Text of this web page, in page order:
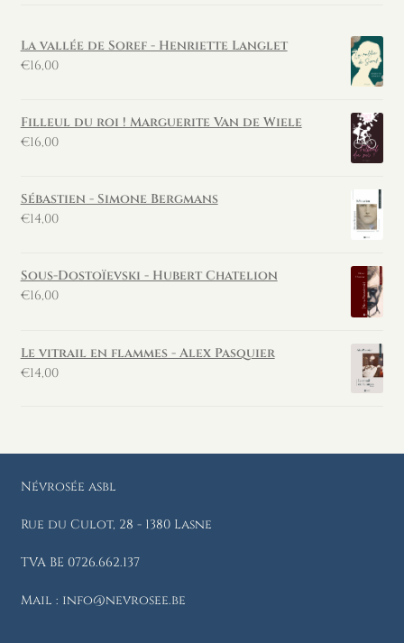
La vallée de Soref - Henriette Langlet
€16,00
Filleul du roi ! Marguerite Van de Wiele
€16,00
Sébastien - Simone Bergmans
€14,00
Sous-Dostoïevski - Hubert Chatelion
€16,00
Le vitrail en flammes - Alex Pasquier
€14,00
Névrosée asbl
Rue du Culot, 28 - 1380 Lasne
TVA BE 0726.662.137
Mail : info@nevrosee.be